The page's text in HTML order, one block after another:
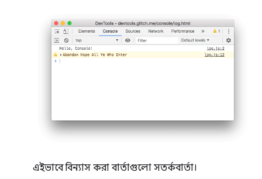
এইভাবে বিন্যাস করা বার্তাগুলো সতর্কবার্তা।